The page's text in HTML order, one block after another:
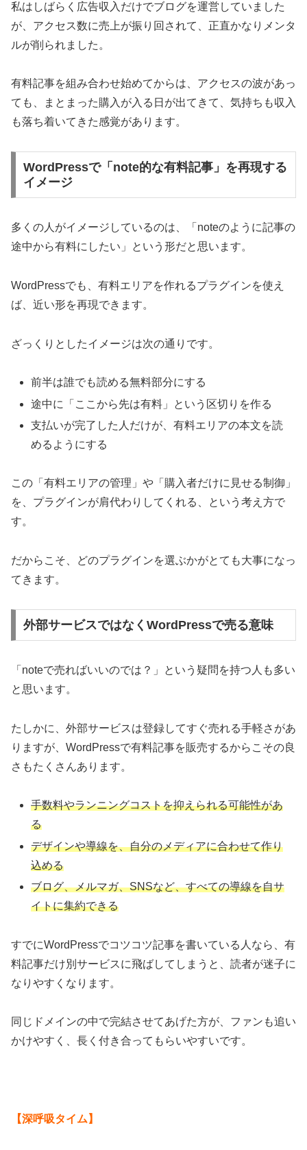
私はしばらく広告収入だけでブログを運営していました
が、アクセス数に売上が振り回されて、正直かなりメンタ
ルが削られました。
有料記事を組み合わせ始めてからは、アクセスの波があっ
ても、まとまった購入が入る日が出てきて、気持ちも収入
も落ち着いてきた感覚があります。
WordPressで「note的な有料記事」を再現する
イメージ
多くの人がイメージしているのは、「noteのように記事の
途中から有料にしたい」という形だと思います。
WordPressでも、有料エリアを作れるプラグインを使え
ば、近い形を再現できます。
ざっくりとしたイメージは次の通りです。
前半は誰でも読める無料部分にする
途中に「ここから先は有料」という区切りを作る
支払いが完了した人だけが、有料エリアの本文を読
めるようにする
この「有料エリアの管理」や「購入者だけに見せる制御」
を、プラグインが肩代わりしてくれる、という考え方で
す。
だからこそ、どのプラグインを選ぶかがとても大事になっ
てきます。
外部サービスではなくWordPressで売る意味
「noteで売ればいいのでは？」という疑問を持つ人も多い
と思います。
たしかに、外部サービスは登録してすぐ売れる手軽さがあ
りますが、WordPressで有料記事を販売するからこその良
さもたくさんあります。
手数料やランニングコストを抑えられる可能性があ
る
デザインや導線を、自分のメディアに合わせて作り
込める
ブログ、メルマガ、SNSなど、すべての導線を自サ
イトに集約できる
すでにWordPressでコツコツ記事を書いている人なら、有
料記事だけ別サービスに飛ばしてしまうと、読者が迷子に
なりやすくなります。
同じドメインの中で完結させてあげた方が、ファンも追い
かけやすく、長く付き合ってもらいやすいです。
【深呼吸タイム】